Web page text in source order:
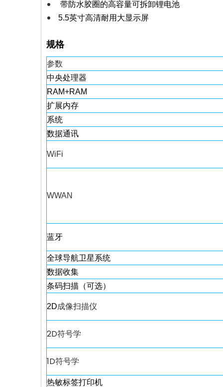
带防水胶圈的高容量可拆卸锂电池
5.5英寸高清耐用大显示屏
规格
参数
中央处理器
RAM+RAM
扩展内存
系统
数据通讯
WiFi
WWAN
蓝牙
全球导航卫星系统
数据收集
条码扫描（可选）
2D成像扫描仪
2D符号学
1D符号学
热敏标签打印机